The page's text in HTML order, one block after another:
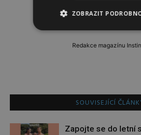
Redakce magazínu
SOUVISEJÍCÍ
Zapojte se do letní
ZOBRAZIT